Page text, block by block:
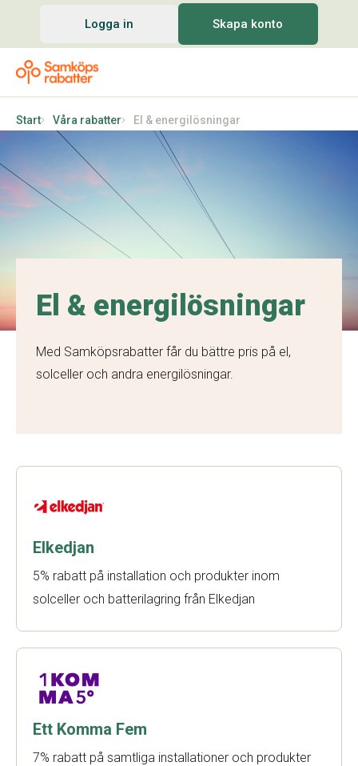
Logga in Skapa konto
Start Våra rabatter El & energilösningar
El & energilösningar
Med Samköpsrabatter får du bättre pris på el,
solceller och andra energilösningar.
Elkedjan
5% rabatt på installation och produkter inom
solceller och batterilagring från Elkedjan
Ett Komma Fem
7% rabatt på samtliga installationer och produkter